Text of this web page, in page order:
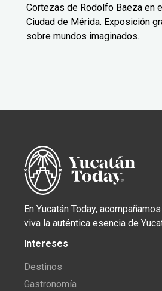
Cortezas de Rodolfo Baeza en
Ciudad de Mérida. Exposición
sobre mundos imaginados.
En Yucatán Today,
viva la auténtica esencia de
Intereses
Destinos
Gastronomía